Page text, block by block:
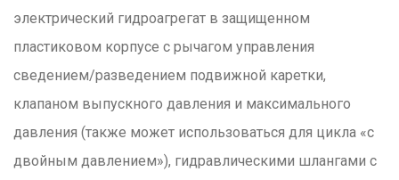
электрический гидроагрегат в защищенном
пластиковом корпусе с рычагом управления
сведением/разведением подвижной каретки,
клапаном выпускного давления и максимального
давления (также может использоваться для цикла «с
двойным давлением»), гидравлическими шлангами с